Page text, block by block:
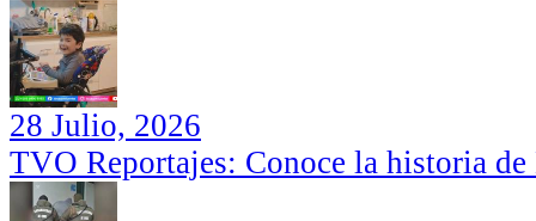
28 Julio, 2026
TVO Reportajes: Conoce la historia